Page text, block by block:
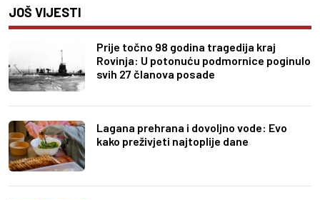
JOŠ VIJESTI
Prije točno 98 godina tragedija kraj
Rovinja: U potonuću podmornice poginulo
svih 27 članova posade
Lagana prehrana i dovoljno vode: Evo
kako preživjeti najtoplije dane